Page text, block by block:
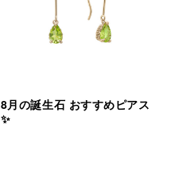
8月の誕生石 おすすめピアス
✨